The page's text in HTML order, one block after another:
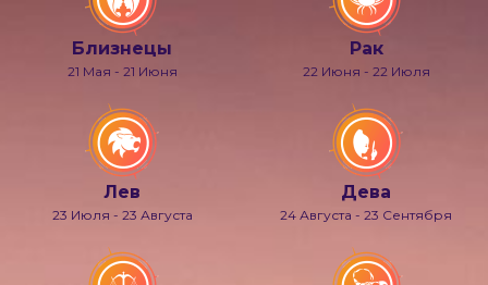
Близнецы
21 Мая - 21 Июня
Рак
22 Июня - 22 Июля
Лев
23 Июля - 23 Августа
Дева
24 Августа - 23 Сентября